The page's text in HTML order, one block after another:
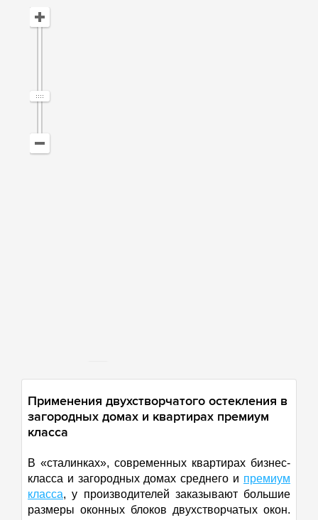
Применения двухстворчатого остекления в
загородных домах и квартирах премиум
класса
В «сталинках», современных квартирах бизнес-
класса и загородных домах среднего и премиум
класса, у производителей заказывают большие
размеры оконных блоков двухстворчатых окон.